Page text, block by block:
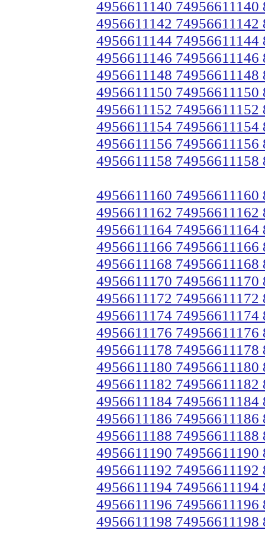
4956611140 74956611140
4956611142 74956611142
4956611144 74956611144
4956611146 74956611146
4956611148 74956611148
4956611150 74956611150
4956611152 74956611152
4956611154 74956611154
4956611156 74956611156
4956611158 74956611158
4956611160 74956611160
4956611162 74956611162
4956611164 74956611164
4956611166 74956611166
4956611168 74956611168
4956611170 74956611170
4956611172 74956611172
4956611174 74956611174
4956611176 74956611176
4956611178 74956611178
4956611180 74956611180
4956611182 74956611182
4956611184 74956611184
4956611186 74956611186
4956611188 74956611188
4956611190 74956611190
4956611192 74956611192
4956611194 74956611194
4956611196 74956611196
4956611198 74956611198